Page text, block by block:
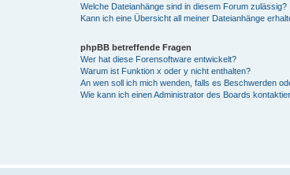
Welche Dateianhänge sind in diesem Forum zulässig?
Kann ich eine Übersicht all meiner Dateianhänge
phpBB betreffende Fragen
Wer hat diese Forensoftware entwickelt?
Warum ist Funktion x oder y nicht enthalten?
An wen soll ich mich wenden, falls es Beschwerden
Wie kann ich einen Administrator des Boards